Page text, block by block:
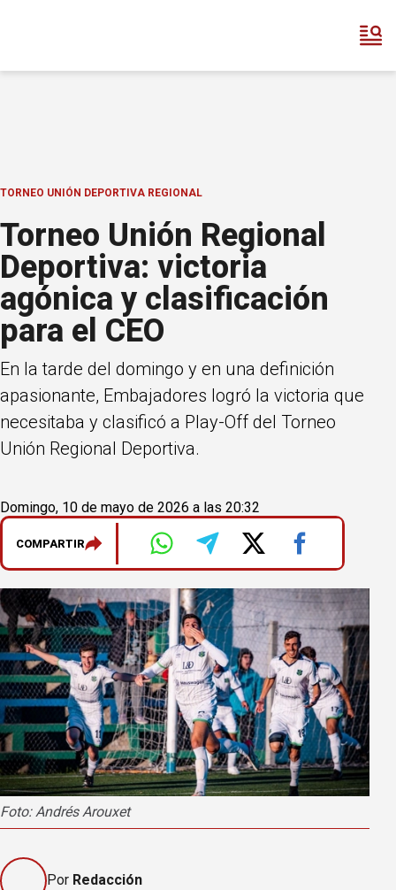
TORNEO UNIÓN DEPORTIVA REGIONAL
Torneo Unión Regional
Deportiva: victoria
agónica y clasificación
para el CEO
En la tarde del domingo y en una definición
apasionante, Embajadores logró la victoria que
necesitaba y clasificó a Play-Off del Torneo
Unión Regional Deportiva.
Domingo, 10 de mayo de 2026 a las 20:32
COMPARTIR
Foto: Andrés Arouxet
Por Redacción